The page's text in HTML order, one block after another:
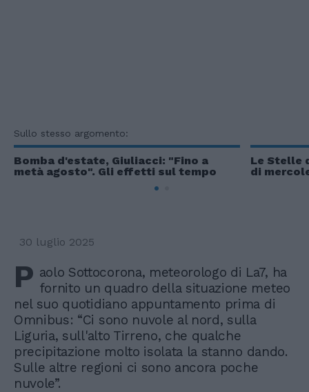
Sullo stesso argomento:
Bomba d'estate, Giuliacci: "Fino a
metà agosto". Gli effetti sul tempo
Le Stelle
di
30 luglio 2025
P aolo Sottocorona, meteorologo di La7, ha
fornito un quadro della situazione meteo
nel suo quotidiano appuntamento prima di
Omnibus: “Ci sono nuvole al nord, sulla
Liguria, sull'alto Tirreno, che qualche
precipitazione molto isolata la stanno dando.
Sulle altre regioni ci sono ancora poche
nuvole”.